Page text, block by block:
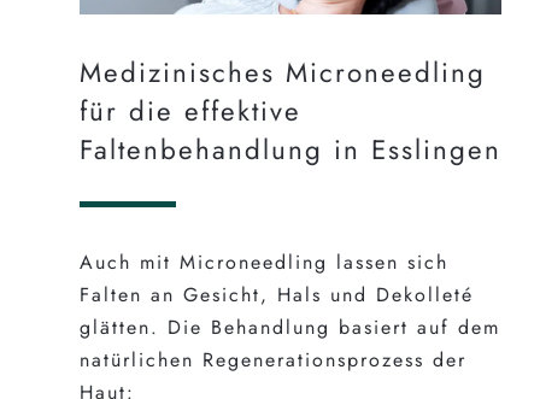
Medizinisches Microneedling
für die effektive
Faltenbehandlung in Esslingen
Auch mit Microneedling lassen sich
Falten an Gesicht, Hals und Dekolleté
glätten. Die Behandlung basiert auf dem
natürlichen Regenerationsprozess der
Haut: